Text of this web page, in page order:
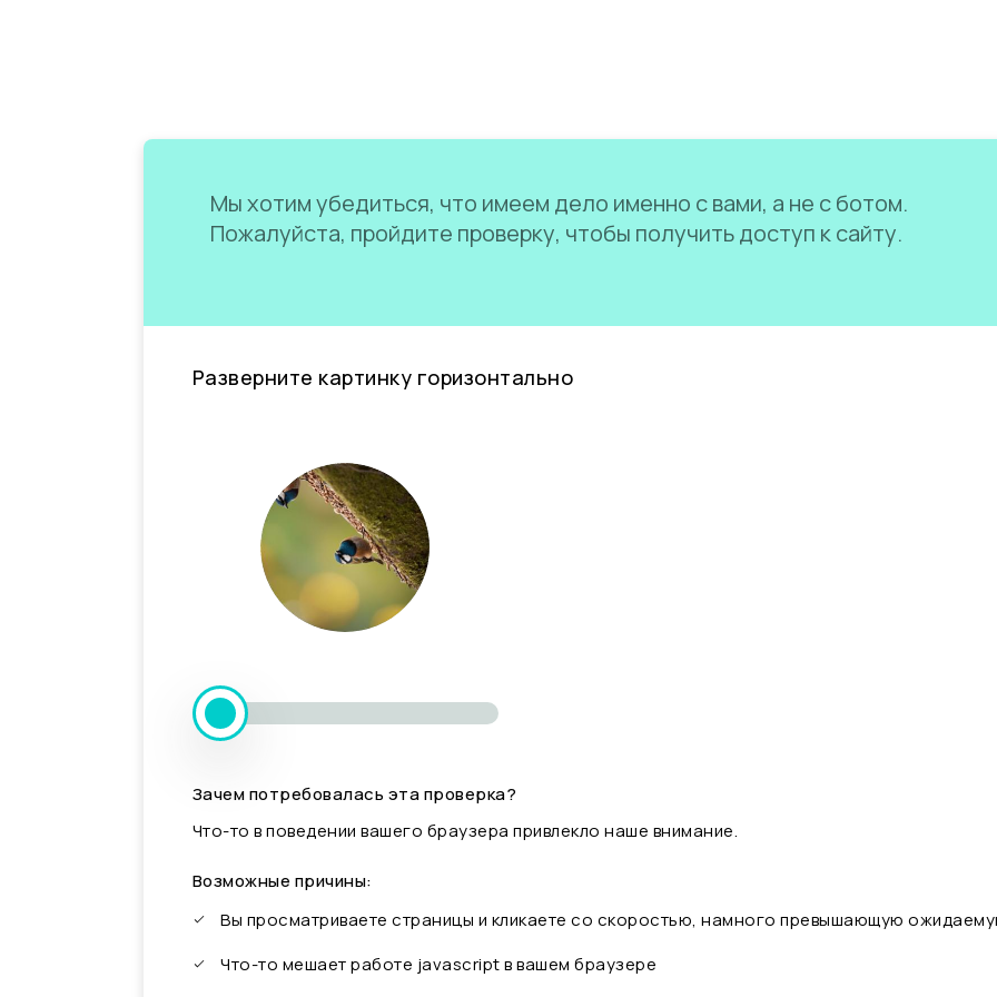
Мы хотим убедиться, что имеем дело именно с вами, а не с ботом.
Пожалуйста, пройдите проверку, чтобы получить доступ к сайту.
Разверните картинку горизонтально
Зачем потребовалась эта проверка?
Что-то в поведении вашего браузера привлекло наше внимание.
Возможные причины:
Вы просматриваете страницы и кликаете со скоростью, намного превышающую
Что-то мешает работе javascript в вашем браузере